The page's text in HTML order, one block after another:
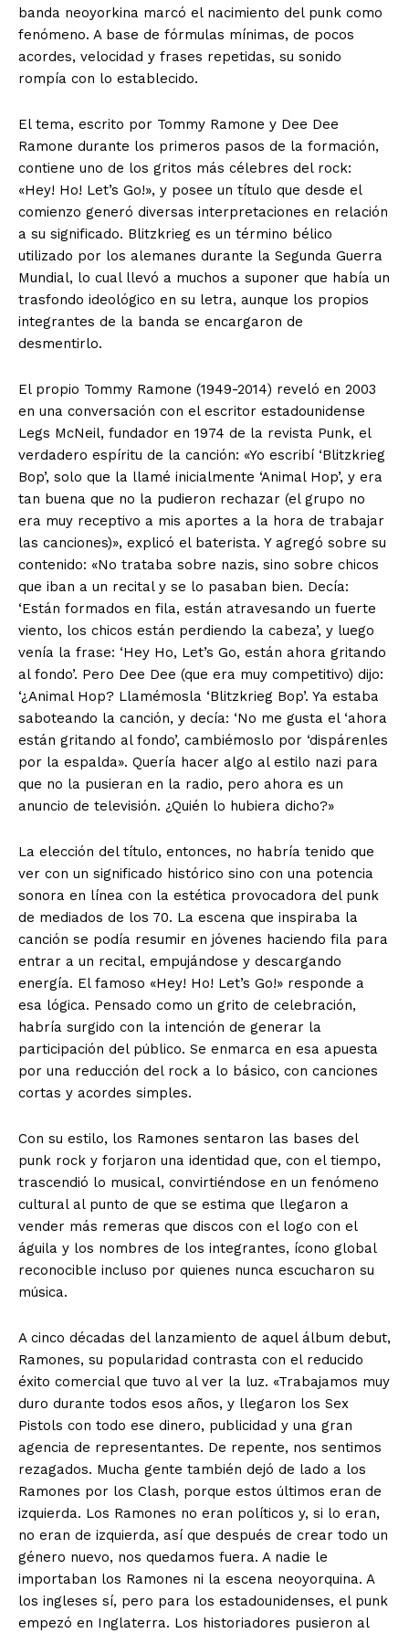
banda neoyorkina marcó el nacimiento del punk como
fenómeno. A base de fórmulas mínimas, de pocos
acordes, velocidad y frases repetidas, su sonido
rompía con lo establecido.
El tema, escrito por Tommy Ramone y Dee Dee
Ramone durante los primeros pasos de la formación,
contiene uno de los gritos más célebres del rock:
«Hey! Ho! Let’s Go!», y posee un título que desde el
comienzo generó diversas interpretaciones en relación
a su significado. Blitzkrieg es un término bélico
utilizado por los alemanes durante la Segunda Guerra
Mundial, lo cual llevó a muchos a suponer que había un
trasfondo ideológico en su letra, aunque los propios
integrantes de la banda se encargaron de
desmentirlo.
El propio Tommy Ramone (1949-2014) reveló en 2003
en una conversación con el escritor estadounidense
Legs McNeil, fundador en 1974 de la revista Punk, el
verdadero espíritu de la canción: «Yo escribí ‘Blitzkrieg
Bop’, solo que la llamé inicialmente ‘Animal Hop’, y era
tan buena que no la pudieron rechazar (el grupo no
era muy receptivo a mis aportes a la hora de trabajar
las canciones)», explicó el baterista. Y agregó sobre su
contenido: «No trataba sobre nazis, sino sobre chicos
que iban a un recital y se lo pasaban bien. Decía:
‘Están formados en fila, están atravesando un fuerte
viento, los chicos están perdiendo la cabeza’, y luego
venía la frase: ‘Hey Ho, Let’s Go, están ahora gritando
al fondo’. Pero Dee Dee (que era muy competitivo) dijo:
‘¿Animal Hop? Llamémosla ‘Blitzkrieg Bop’. Ya estaba
saboteando la canción, y decía: ‘No me gusta el ‘ahora
están gritando al fondo’, cambiémoslo por ‘dispárenles
por la espalda». Quería hacer algo al estilo nazi para
que no la pusieran en la radio, pero ahora es un
anuncio de televisión. ¿Quién lo hubiera dicho?»
La elección del título, entonces, no habría tenido que
ver con un significado histórico sino con una potencia
sonora en línea con la estética provocadora del punk
de mediados de los 70. La escena que inspiraba la
canción se podía resumir en jóvenes haciendo fila para
entrar a un recital, empujándose y descargando
energía. El famoso «Hey! Ho! Let’s Go!» responde a
esa lógica. Pensado como un grito de celebración,
habría surgido con la intención de generar la
participación del público. Se enmarca en esa apuesta
por una reducción del rock a lo básico, con canciones
cortas y acordes simples.
Con su estilo, los Ramones sentaron las bases del
punk rock y forjaron una identidad que, con el tiempo,
trascendió lo musical, convirtiéndose en un fenómeno
cultural al punto de que se estima que llegaron a
vender más remeras que discos con el logo con el
águila y los nombres de los integrantes, ícono global
reconocible incluso por quienes nunca escucharon su
música.
A cinco décadas del lanzamiento de aquel álbum debut,
Ramones, su popularidad contrasta con el reducido
éxito comercial que tuvo al ver la luz. «Trabajamos muy
duro durante todos esos años, y llegaron los Sex
Pistols con todo ese dinero, publicidad y una gran
agencia de representantes. De repente, nos sentimos
rezagados. Mucha gente también dejó de lado a los
Ramones por los Clash, porque estos últimos eran de
izquierda. Los Ramones no eran políticos y, si lo eran,
no eran de izquierda, así que después de crear todo un
género nuevo, nos quedamos fuera. A nadie le
importaban los Ramones ni la escena neoyorquina. A
los ingleses sí, pero para los estadounidenses, el punk
empezó en Inglaterra. Los historiadores pusieron al